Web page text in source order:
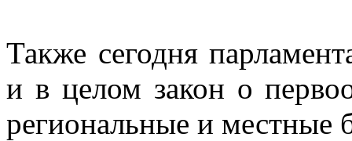
Также сегодня
и в целом закон о
региональные и